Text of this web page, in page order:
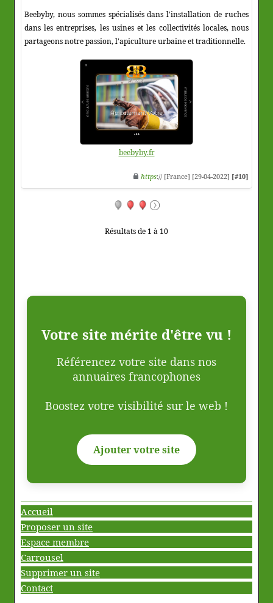
Beebyby, nous sommes spécialisés dans l'installation de ruches
dans les entreprises, les usines et les collectivités locales, nous
partageons notre passion, l'apiculture urbaine et traditionnelle.
beebyby.fr
https:// [France] [29-04-2022] [#10]
Résultats de 1 à 10
Votre site mérite d'être vu !
Référencez votre site dans nos
annuaires francophones
Boostez votre visibilité sur le web !
Ajouter votre site
Accueil
Proposer un site
Espace membre
Carrousel
Supprimer un site
Contact